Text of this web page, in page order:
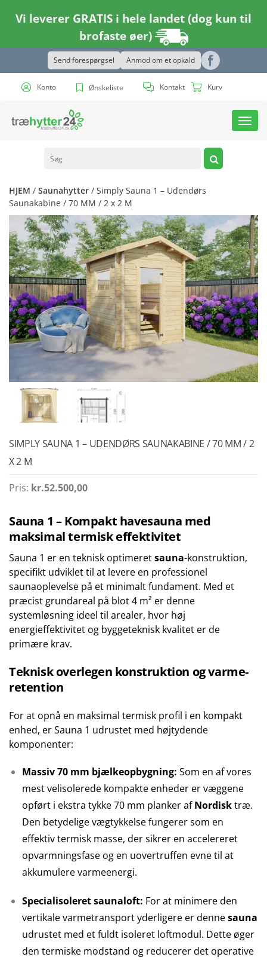
Vi leverer GRATIS i hele landet (dog kun til
brofaste øer)
Send forespørgsel Anmod om et opkald
Konto Ønskeliste Kontakt Kurv
HJEM / Saunahytter / Simply Sauna 1 – Udendørs
Saunakabine / 70 MM / 2 x 2 M
SIMPLY SAUNA 1 – UDENDØRS SAUNAKABINE / 70 MM / 2
X 2 M
Pris: kr.52.500,00
Sauna 1 – Kompakt havesauna med
maksimal termisk effektivitet
Sauna 1 er en teknisk optimeretsauna-konstruktion,
specifikt udviklet til at levere en professionel
saunaoplevelse på et minimalt fundament. Med et
præcist grundareal på blot 4 m² er denne
systemløsning ideel til arealer, hvor høj
energieffektivitet og byggeteknisk kvalitet er de
primære krav.
Teknisk overlegen konstruktion og varme-
retention
For at opnå en maksimal termisk profil i en kompakt
enhed, er Sauna 1 udrustet med højtydende
komponenter:
Massiv 70 mm bjælkeopbygning: Som en af vores
mest velisolerede kompakte enheder er væggene
opført i ekstra tykke 70 mm planker afNordisktræ.
Den betydelige vægtykkelse fungerer som en
effektiv termisk masse, der sikrer en accelereret
opvarmningsfase og en uovertruffen evne til at
akkumulere varmeenergi.
Specialisoleret saunaloft: For at minimere den
vertikale varmetransport yderligere er dennesauna
udrustet med et fuldt isoleret loftmodul. Dette øger
den termiske modstand og reducerer det operative